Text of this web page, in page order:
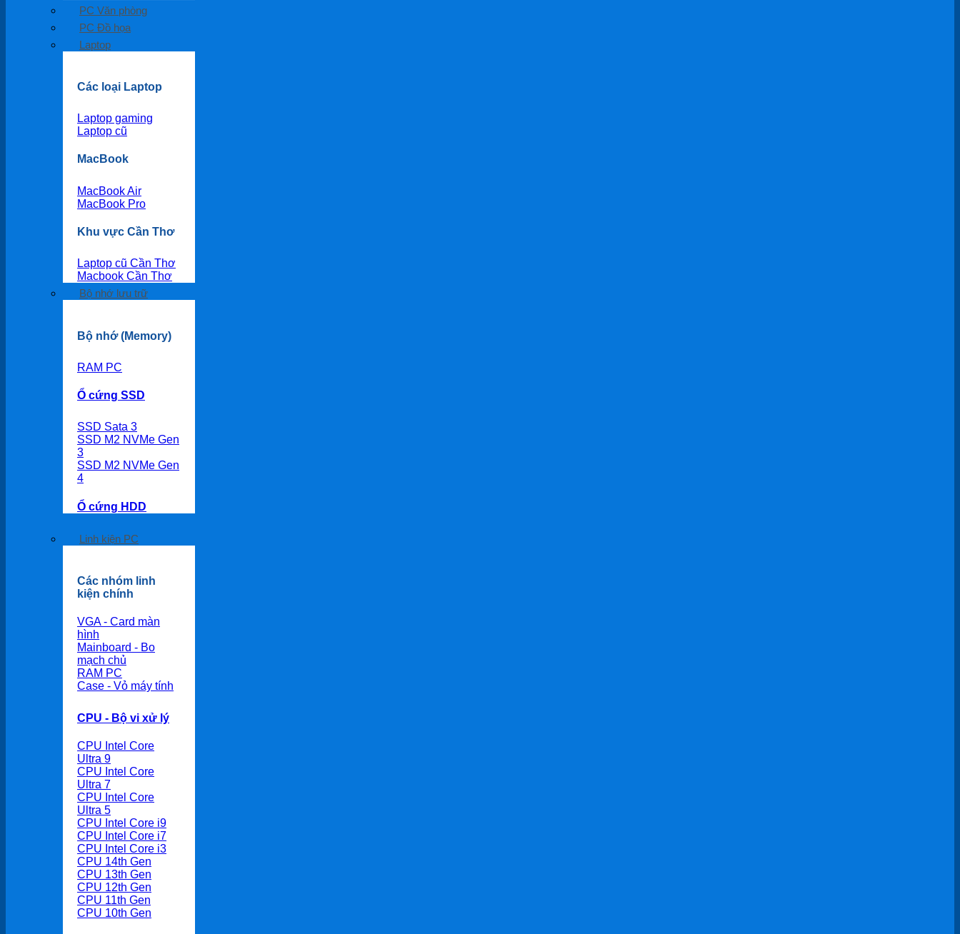
PC Văn phòng
PC Đồ họa
Laptop
Các loại Laptop
Laptop gaming
Laptop cũ
MacBook
MacBook Air
MacBook Pro
Khu vực Cần Thơ
Laptop cũ Cần Thơ
Macbook Cần Thơ
Bộ nhớ lưu trữ
Bộ nhớ (Memory)
RAM PC
Ổ cứng SSD
SSD Sata 3
SSD M2 NVMe Gen
3
SSD M2 NVMe Gen
4
Ổ cứng HDD
Linh kiện PC
Các nhóm linh
kiện chính
VGA - Card màn
hình
Mainboard - Bo
mạch chủ
RAM PC
Case - Vỏ máy tính
CPU - Bộ vi xử lý
CPU Intel Core
Ultra 9
CPU Intel Core
Ultra 7
CPU Intel Core
Ultra 5
CPU Intel Core i9
CPU Intel Core i7
CPU Intel Core i3
CPU 14th Gen
CPU 13th Gen
CPU 12th Gen
CPU 11th Gen
CPU 10th Gen